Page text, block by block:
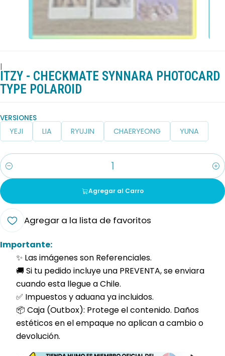
|
ITZY - CHECKMATE SYNNARA PHOTOCARD
TYPE POLAROID
VERSIONES
YEJI LIA RYUJIN CHAERYEONG YUNA
Cantidad
Agregar al Carro
Agregar a la lista de favoritos
Importante:
✨ Las imágenes son Referenciales.
🚚 Si tu pedido incluye una PREVENTA, se enviara
cuando esta llegue a Chile.
✅ Impuestos y aduana ya incluidos.
📦 Caja (Outbox): Protege el contenido. Daños
estéticos en el empaque no aplican a cambio o
devolución.